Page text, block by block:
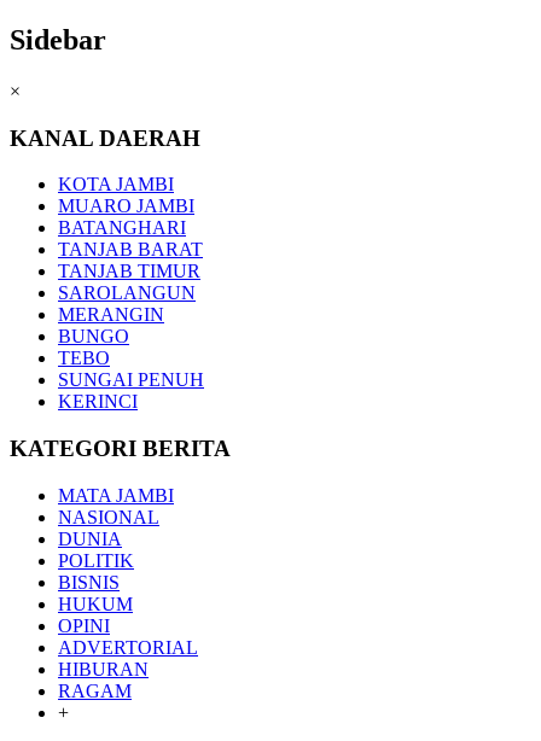
Sidebar
×
KANAL DAERAH
KOTA JAMBI
MUARO JAMBI
BATANGHARI
TANJAB BARAT
TANJAB TIMUR
SAROLANGUN
MERANGIN
BUNGO
TEBO
SUNGAI PENUH
KERINCI
KATEGORI BERITA
MATA JAMBI
NASIONAL
DUNIA
POLITIK
BISNIS
HUKUM
OPINI
ADVERTORIAL
HIBURAN
RAGAM
+